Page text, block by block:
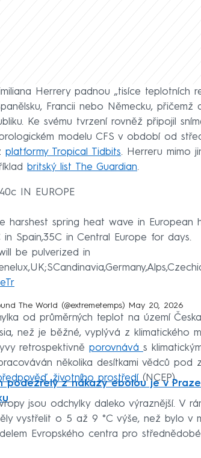
Herrery padnou „tisíce teplotních
Francii nebo Německu, přičemž
Ke svému tvrzení rovněž připojil
modelu CFS v období od
platformy Tropical Tidbits. Herreru mimo
britský list The Guardian.
IN EUROPE
harshest spring heat wave in European
Spain,35C in Central Europe for days.
be pulverized in
The World (@extremetemps) May 20, 2026
od průměrných teplot na území
než je běžné, vyplývá z klimatického
retrospektivně porovnává s
několika desítkami vědců pod
životního prostředí (NCEP).
podezřelý z nákazy ebolou je v
jsou odchylky daleko výraznější. V
vystřelit o 5 až 9 °C výše, než bylo v
Evropského centra pro